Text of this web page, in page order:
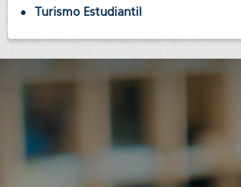
Turismo Estudiantil